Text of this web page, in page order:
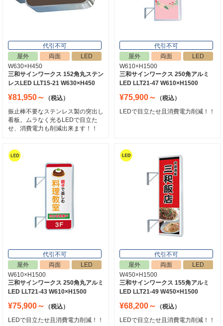
代引不可
屋外
両面
LED
W630×H450
三和サインワークス 152角丸ステン
レスLED LLT15-21 W630×H450
¥81,950～
（税込）
振止棒不要なステンレス製の突出し
看板。ムラなく光るLEDで目立た
せ、消費電力も削減出来ます！！
代引不可
屋外
両面
LED
W610×H1500
三和サインワークス 250角アルミ
LED LLT21-47 W610×H1500
¥75,900～
（税込）
LEDで目立たせ且消費電力削減！！
代引不可
屋外
両面
LED
W610×H1500
三和サインワークス 250角丸アルミ
LED LLT21-43 W610×H1500
¥75,900～
（税込）
LEDで目立たせ且消費電力削減！！
代引不可
屋外
両面
LED
W450×H1500
三和サインワークス 155角アルミ
LED LLT21-49 W450×H1500
¥68,200～
（税込）
LEDで目立たせ且消費電力削減！！